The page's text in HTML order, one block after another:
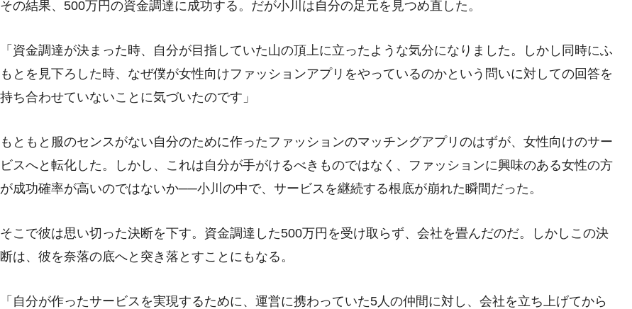
その結果、500万円の資金調達に成功する。だが小川は自分の足元を見つめ直した。
「資金調達が決まった時、自分が目指していた山の頂上に立ったような気分になりました。しかし同時にふ
もとを見下ろした時、なぜ僕が女性向けファッションアプリをやっているのかという問いに対しての回答を
持ち合わせていないことに気づいたのです」
もともと服のセンスがない自分のために作ったファッションのマッチングアプリのはずが、女性向けのサー
ビスへと転化した。しかし、これは自分が手がけるべきものではなく、ファッションに興味のある女性の方
が成功確率が高いのではないか──小川の中で、サービスを継続する根底が崩れた瞬間だった。
そこで彼は思い切った決断を下す。資金調達した500万円を受け取らず、会社を畳んだのだ。しかしこの決
断は、彼を奈落の底へと突き落とすことにもなる。
「自分が作ったサービスを実現するために、運営に携わっていた5人の仲間に対し、会社を立ち上げてから